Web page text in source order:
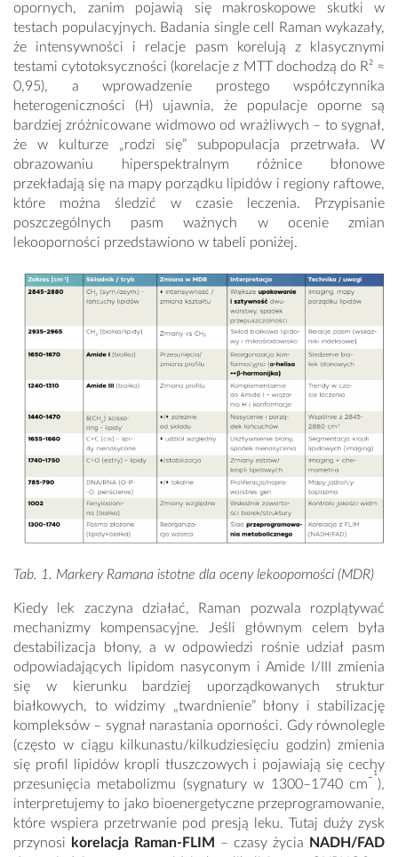
opornych, zanim pojawią się makroskopowe skutki w
testach populacyjnych. Badania single cell Raman wykazały,
że intensywności i relacje pasm korelują z klasycznymi
testami cytotoksyczności (korelacje z MTT dochodzą do R² ≈
0,95), a wprowadzenie prostego współczynnika
heterogeniczności (H) ujawnia, że populacje oporne są
bardziej zróżnicowane widmowo od wrażliwych – to sygnał,
że w kulturze „rodzi się” subpopulacja przetrwała. W
obrazowaniu hiperspektralnym różnice błonowe
przekładają się na mapy porządku lipidów i regiony raftowe,
które można śledzić w czasie leczenia. Przypisanie
poszczególnych pasm ważnych w ocenie zmian
lekooporności przedstawiono w tabeli poniżej.
Tab. 1. Markery Ramana istotne dla oceny lekooporności (MDR)
Kiedy lek zaczyna działać, Raman pozwala rozplątywać
mechanizmy kompensacyjne. Jeśli głównym celem była
destabilizacja błony, a w odpowiedzi rośnie udział pasm
odpowiadających lipidom nasyconym i Amide I/III zmienia
się w kierunku bardziej uporządkowanych struktur
białkowych, to widzimy „twardnienie” błony i stabilizację
kompleksów – sygnał narastania oporności. Gdy równolegle
(często w ciągu kilkunastu/kilkudziesięciu godzin) zmienia
się profil lipidów kropli tłuszczowych i pojawiają się cechy
przesunięcia metabolizmu (sygnatury w 1300–1740 cm-¹),
interpretujemy to jako bioenergetyczne przeprogramowanie,
które wspiera przetrwanie pod presją leku. Tutaj duży zysk
przynosi
korelacja Raman-FLIM – czasy życia NADH/FAD